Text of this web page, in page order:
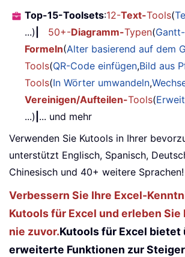
Top-15-Toolsets:12-Text-Tools(
...)
50+-Diagramm-Typen(
Formeln(Alter basierend auf dem
Tools(QR-Code einfügen,Bild aus
Tools(In Wörter umwandeln,
Vereinigen/Aufteilen-Tools(
...) ... und mehr
Verwenden Sie Kutools in Ihrer
unterstützt Englisch, Spanisch,
Chinesisch und 40+ weitere Sprachen!
Verbessern Sie Ihre Excel-
Kutools für Excel und erleben
nie zuvor.Kutools für Excel bietet
erweiterte Funktionen zur